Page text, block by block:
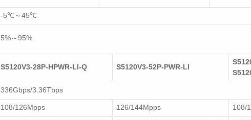
-5℃～45℃
5%～95%
S5120V3-28P-HPWR-LI-Q S5120V3-52P-PWR-LI
336Gbps/3.36Tbps
108/126Mpps 126/144Mpps 108/